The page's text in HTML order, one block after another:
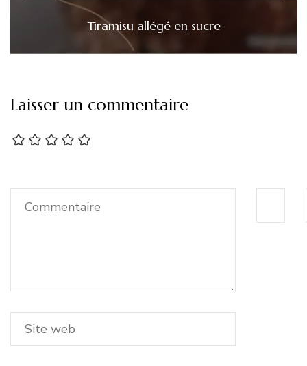
Tiramisu allégé en sucre
Laisser un commentaire